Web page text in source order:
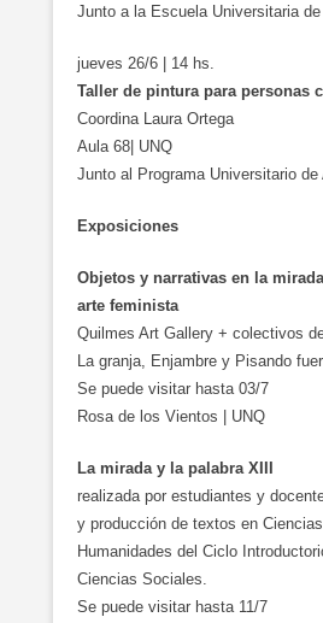
Junto a la Escuela Universitaria de
jueves 26/6 | 14 hs.
Taller de pintura para personas
Coordina Laura Ortega
Aula 68| UNQ
Junto al Programa Universitario
Exposiciones
Objetos y narrativas en la
arte feminista
Quilmes Art Gallery + colectivos
La granja, Enjambre y Pisando
Se puede visitar hasta 03/7
Rosa de los Vientos | UNQ
La mirada y la palabra XIII
realizada por estudiantes y
y producción de textos en
Humanidades del Ciclo
Ciencias Sociales.
Se puede visitar hasta 11/7